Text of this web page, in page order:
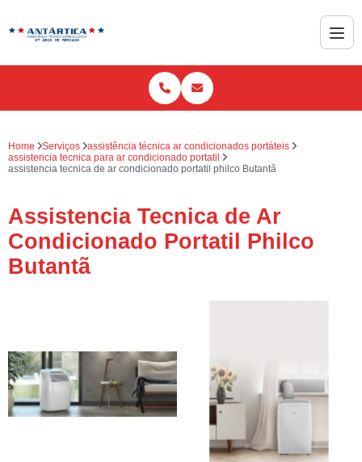
Home Serviços
assistência técnica ar condicionados portáteis
assistencia tecnica para ar condicionado portatil
assistencia tecnica de ar condicionado portatil philco Butantã
Assistencia Tecnica de Ar
Condicionado Portatil Philco
Butantã